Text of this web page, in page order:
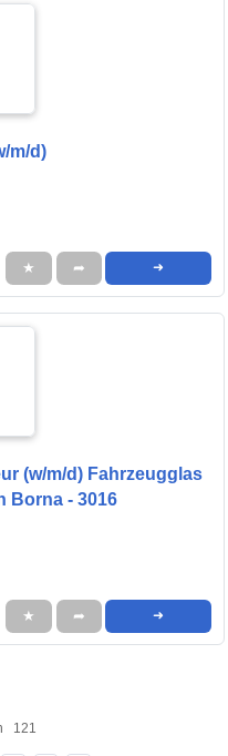
m/d)
★ ➦ ➜
(w/m/d) Fahrzeugglas
Borna - 3016
★ ➦ ➜
121